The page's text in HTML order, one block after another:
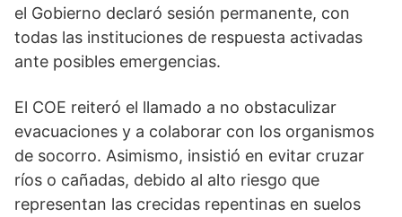
el Gobierno declaró sesión permanente, con
todas las instituciones de respuesta activadas
ante posibles emergencias.
El COE reiteró el llamado a no obstaculizar
evacuaciones y a colaborar con los organismos
de socorro. Asimismo, insistió en evitar cruzar
ríos o cañadas, debido al alto riesgo que
representan las crecidas repentinas en suelos